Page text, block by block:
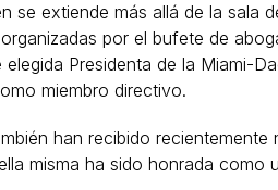
se extiende más allá de la
por el bufete de
Presidenta de la Miami-
miembro directivo.
han recibido
misma ha sido honrada